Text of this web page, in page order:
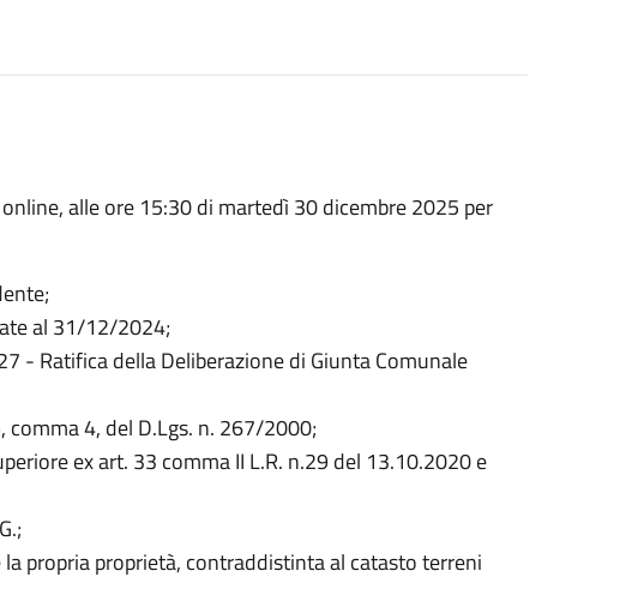
alle ore 15:30 di martedì 30 dicembre 2025 per
al 31/12/2024;
- Ratifica della Deliberazione di Giunta Comunale
4, del D.Lgs. n. 267/2000;
ex art. 33 comma II L.R. n.29 del 13.10.2020 e
propria proprietà, contraddistinta al catasto terreni